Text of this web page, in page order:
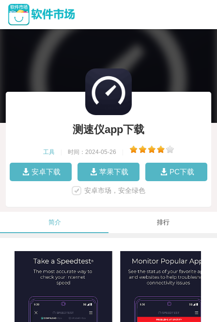
测速仪app下载
工具 时间：2024-05-26
安卓下载 苹果下载 PC下载
安卓市场，安全绿色
简介 排行